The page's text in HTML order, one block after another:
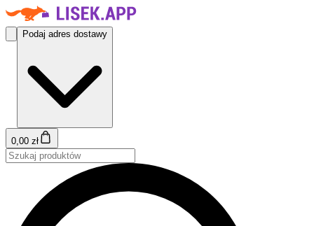
Podaj adres dostawy
0,00 zł